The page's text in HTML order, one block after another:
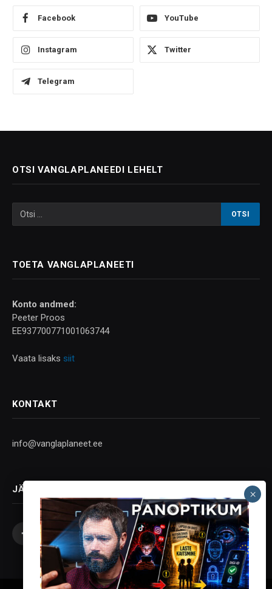
Facebook YouTube
Instagram Twitter
Telegram
OTSI VANGLAPLANEEDI LEHELT
TOETA VANGLAPLANEETI
Konto andmed:
Peeter Proos
EE937700771001063744
Vaata lisaks siit
KONTAKT
info@vanglaplaneet.ee
JÄLGI SOTSIAALMEEDIAS
Facebook
X
(Twitter)
InstagramYouTubeTelegram